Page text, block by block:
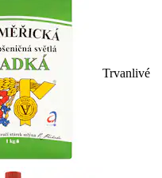
Trvanlivé